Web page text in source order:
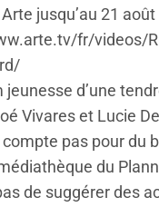
jusqu’au 21 août
fr/videos/
d’une
Vivares et Lucie
pas pour du
du
de suggérer des